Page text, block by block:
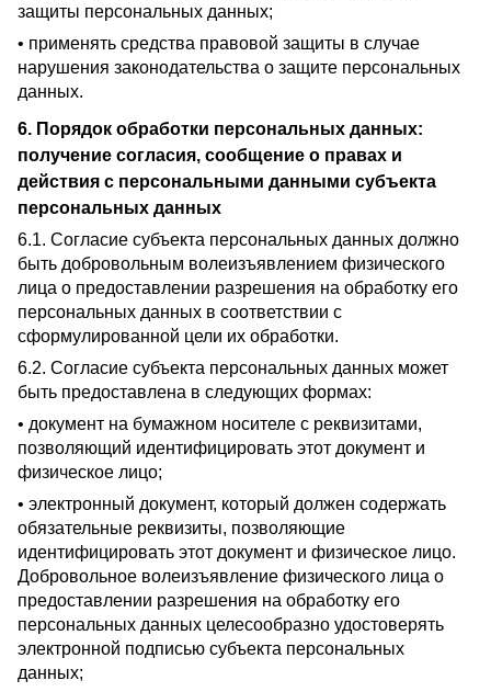
защиты персональных данных;
• применять средства правовой защиты в случае
нарушения законодательства о защите персональных
данных.
6. Порядок обработки персональных данных:
получение согласия, сообщение о правах и
действия с персональными данными субъекта
персональных данных
6.1. Согласие субъекта персональных данных должно
быть добровольным волеизъявлением физического
лица о предоставлении разрешения на обработку его
персональных данных в соответствии с
сформулированной цели их обработки.
6.2. Согласие субъекта персональных данных может
быть предоставлена ​​в следующих формах:
• документ на бумажном носителе с реквизитами,
позволяющий идентифицировать этот документ и
физическое лицо;
• электронный документ, который должен содержать
обязательные реквизиты, позволяющие
идентифицировать этот документ и физическое лицо.
Добровольное волеизъявление физического лица о
предоставлении разрешения на обработку его
персональных данных целесообразно удостоверять
электронной подписью субъекта персональных
данных;